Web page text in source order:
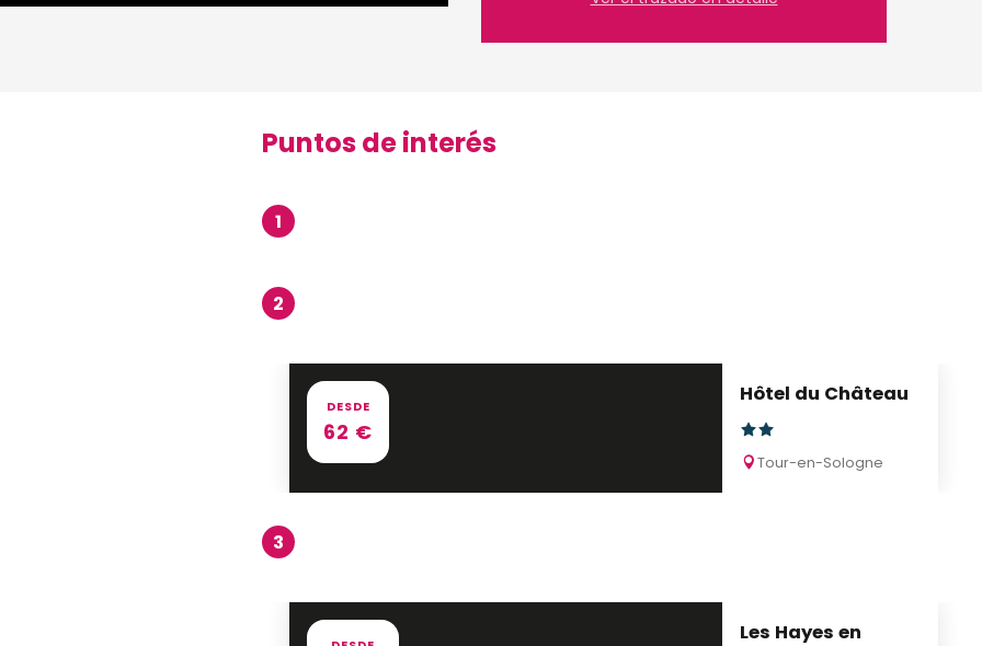
Puntos de interés
1
2
DESDE
62 €
Hôtel du Château
Tour-en-Sologne
3
Les Hayes en